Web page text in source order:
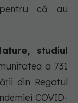
că au
studiul
a 731
din Regatul
COVID-